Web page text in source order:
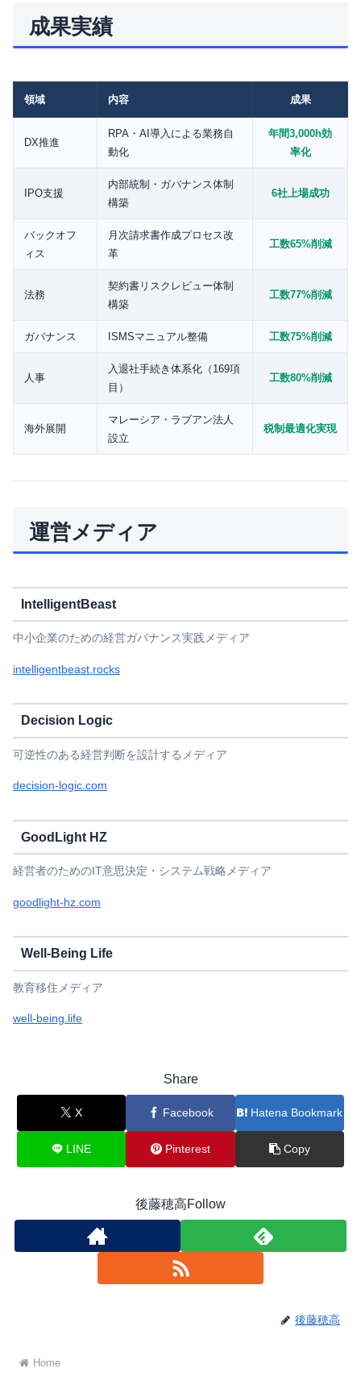
成果実績
領域 内容 成果
DX推進
RPA・AI導入による業務自
動化
年間3,000h効
率化
IPO支援
内部統制・ガバナンス体制
構築
6社上場成功
バックオフ
ィス
月次請求書作成プロセス改
革
工数65%削減
法務
契約書リスクレビュー体制
構築
工数77%削減
ガバナンス ISMSマニュアル整備 工数75%削減
人事
入退社手続き体系化（169項
目）
工数80%削減
海外展開
マレーシア・ラブアン法人
設立
税制最適化実現
運営メディア
IntelligentBeast
中小企業のための経営ガバナンス実践メディア
intelligentbeast.rocks
Decision Logic
可逆性のある経営判断を設計するメディア
decision-logic.com
GoodLight HZ
経営者のためのIT意思決定・システム戦略メディア
goodlight-hz.com
Well-Being Life
教育移住メディア
well-being.life
Share
X Facebook Hatena Bookmark
LINE Pinterest Copy
後藤穂高Follow
後藤穂高
Home